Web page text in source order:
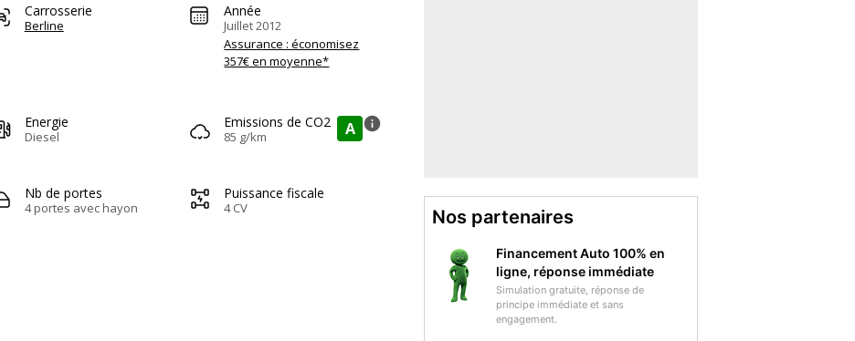
Carrosserie
Berline
Année
Juillet 2012
Assurance : économisez
357€ en moyenne*
Energie
Diesel
Emissions de CO2
85 g/km A info
Nb de portes
4 portes avec hayon
Puissance fiscale
4 CV Nos partenaires
Financement Auto 100% en
ligne, réponse immédiate
Simulation gratuite, réponse de
principe immédiate et sans
engagement.